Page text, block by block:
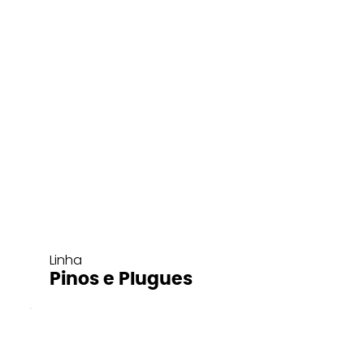
Linha
Pinos e Plugues